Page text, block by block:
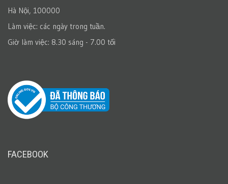
Hà Nội, 100000
Làm việc: các ngày trong tuần.
Giờ làm việc: 8.30 sáng - 7.00 tối
FACEBOOK